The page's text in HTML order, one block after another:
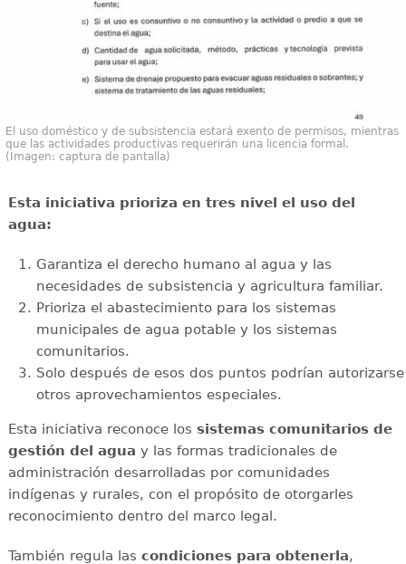
El uso doméstico y de subsistencia estará exento de permisos, mientras
que las actividades productivas requerirán una licencia formal.
(Imagen: captura de pantalla)
Esta iniciativa prioriza en tres nivel el uso del
agua:
Garantiza el derecho humano al agua y las
necesidades de subsistencia y agricultura familiar.
Prioriza el abastecimiento para los sistemas
municipales de agua potable y los sistemas
comunitarios.
Solo después de esos dos puntos podrían autorizarse
otros aprovechamientos especiales.
Esta iniciativa reconoce los sistemas comunitarios de
gestión del agua y las formas tradicionales de
administración desarrolladas por comunidades
indígenas y rurales, con el propósito de otorgarles
reconocimiento dentro del marco legal.
También regula las condiciones para obtenerla,